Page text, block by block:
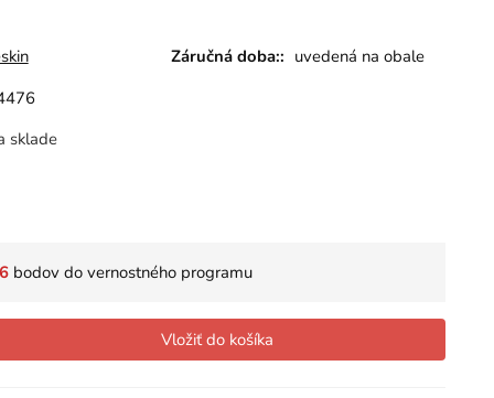
Záručná doba:: uvedená na obale
sklade
6bodov do vernostného programu